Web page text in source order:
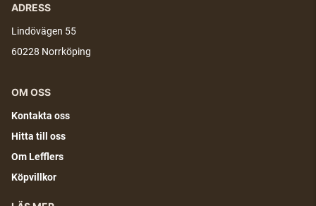
ADRESS
Lindövägen 55
60228 Norrköping
OM OSS
Kontakta oss
Hitta till oss
Om Lefflers
Köpvillkor